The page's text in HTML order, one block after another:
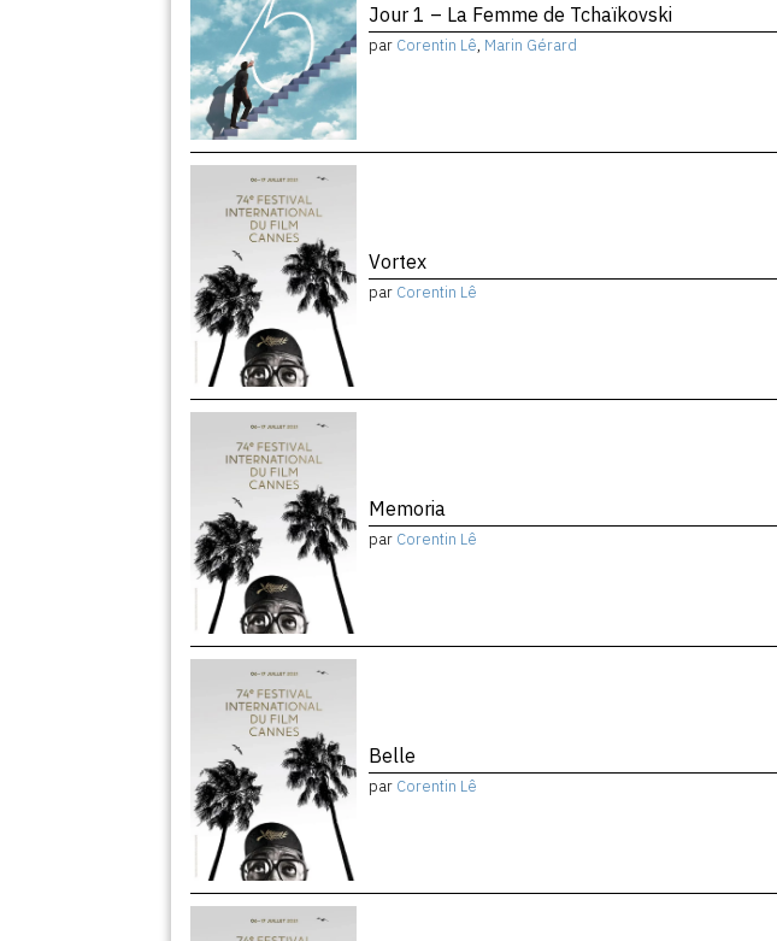
Jour 1 – La Femme de Tchaïkovski
par Corentin Lê, Marin Gérard
Vortex
par Corentin Lê
Memoria
par Corentin Lê
Belle
par Corentin Lê